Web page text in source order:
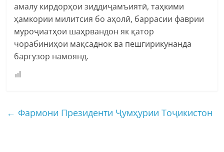
амалу кирдорҳои зиддиҷамъиятӣ, таҳкими
ҳамкории милитсия бо аҳолӣ, баррасии фаврии
муроҷиатҳои шаҳрвандон як қатор
чорабиниҳои мақсаднок ва пешгирикунанда
баргузор намоянд.
← Фармони Президенти Ҷумҳурии Тоҷикистон